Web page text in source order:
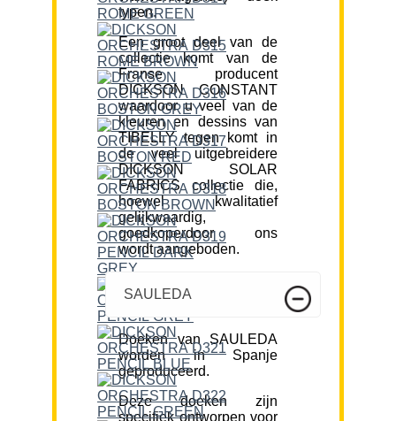
typen.
Een groot deel van de
collectie komt van de
Franse producent
DICKSON CONSTANT
waardoor u veel van de
kleuren en dessins van
TIBELLY tegen komt in
de veel uitgebreidere
DICKSON SOLAR
FABRICS collectie die,
hoewel kwalitatief
gelijkwaardig,
goedkoperdoor ons
wordt aangeboden.
SAULEDA
Doeken van SAULEDA
worden in Spanje
geproduceerd.
Deze doeken zijn
specifiek ontworpen voor